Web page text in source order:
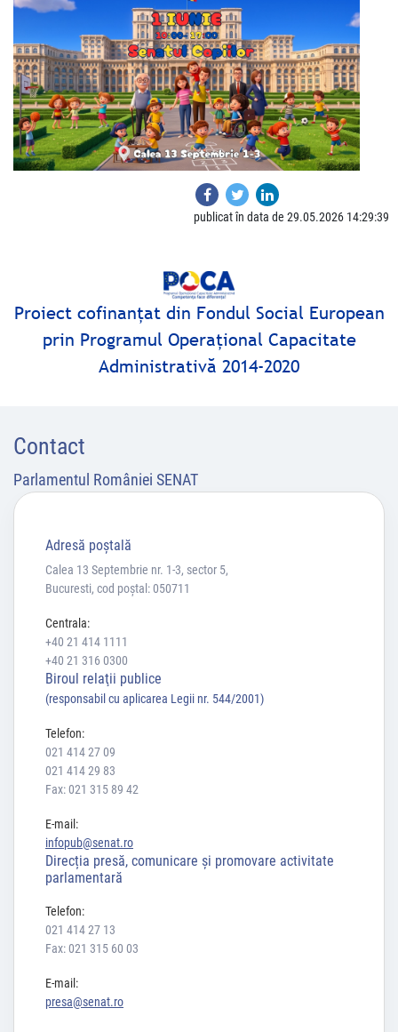
publicat în data de 29.05.2026 14:29:39
Proiect cofinanţat din Fondul Social European
prin Programul Operaţional Capacitate
Administrativă 2014-2020
Contact
Parlamentul României SENAT
Adresă poştală
Calea 13 Septembrie nr. 1-3, sector 5,
Bucuresti, cod poștal: 050711
Centrala:
+40 21 414 1111
+40 21 316 0300
Biroul relaţii publice
(responsabil cu aplicarea Legii nr. 544/2001)
Telefon:
021 414 27 09
021 414 29 83
Fax: 021 315 89 42
E-mail:
infopub@senat.ro
Direcția presă, comunicare și promovare activitate
parlamentară
Telefon:
021 414 27 13
Fax: 021 315 60 03
E-mail:
presa@senat.ro